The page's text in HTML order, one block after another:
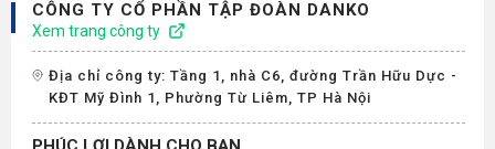
CÔNG TY CỔ PHẦN TẬP ĐOÀN DANKO
Xem trang công ty
Địa chỉ công ty: Tầng 1, nhà C6, đường Trần Hữu Dực -
KĐT Mỹ Đình 1, Phường Từ Liêm, TP Hà Nội